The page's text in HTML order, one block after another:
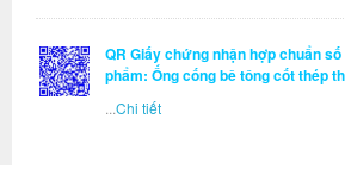
QR Giấy chứng nhận hợp chuẩn
phẩm: Ống cống bê tông cốt thép
...Chi tiết